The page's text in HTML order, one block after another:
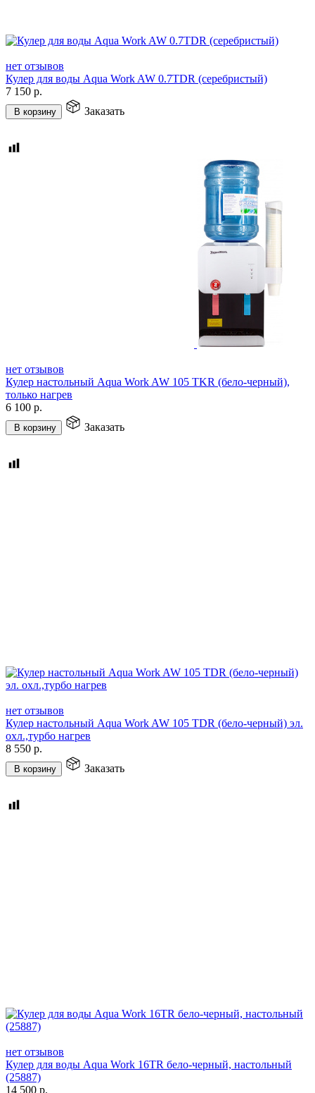
нет отзывов
Кулер для воды Aqua Work AW 0.7TDR (серебристый)
7 150 р.
В корзину Заказать
нет отзывов
Кулер настольный Aqua Work AW 105 TKR (бело-черный),
только нагрев
6 100 р.
В корзину Заказать
нет отзывов
Кулер настольный Aqua Work AW 105 TDR (бело-черный) эл.
охл.,турбо нагрев
8 550 р.
В корзину Заказать
нет отзывов
Кулер для воды Aqua Work 16TR бело-черный, настольный
(25887)
14 500 р.